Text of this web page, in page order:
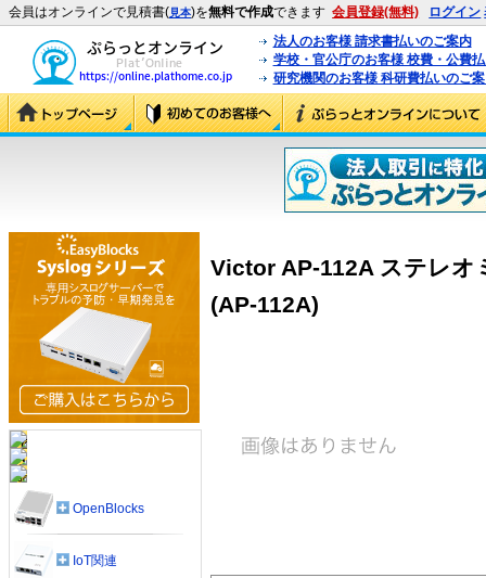
会員はオンラインで見積書(見本)を無料で作成できます 会員登録(無料) ログイン
法人のお客様 請求書払いのご案内
学校・官公庁のお客様 校費・公費
研究機関のお客様 科研費払いのご
Victor AP-112A ステレオ
(AP-112A)
OpenBlocks
IoT関連